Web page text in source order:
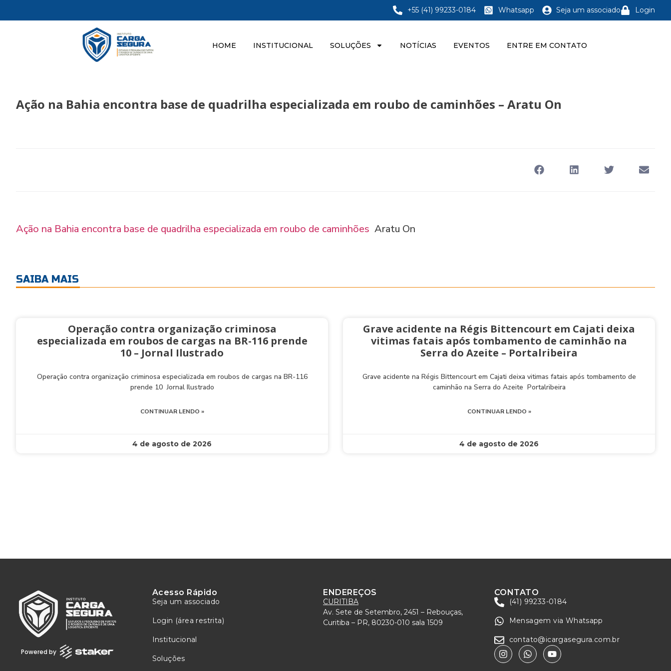
+55 (41) 99233-0184 Whatsapp Seja um associado Login
HOME INSTITUCIONAL SOLUÇÕES NOTÍCIAS EVENTOS ENTRE EM CONTATO
Ação na Bahia encontra base de quadrilha especializada em roubo de caminhões – Aratu On
Ação na Bahia encontra base de quadrilha especializada em roubo de caminhões Aratu On
SAIBA MAIS
Operação contra organização criminosa
especializada em roubos de cargas na BR-116 prende
10 – Jornal Ilustrado
Operação contra organização criminosa especializada em roubos de cargas na BR-116
prende 10 Jornal Ilustrado
CONTINUAR LENDO »
4 de agosto de 2026
Grave acidente na Régis Bittencourt em Cajati deixa
vitimas fatais após tombamento de caminhão na
Serra do Azeite – Portalribeira
Grave acidente na Régis Bittencourt em Cajati deixa vitimas fatais após tombamento de
caminhão na Serra do Azeite Portalribeira
CONTINUAR LENDO »
4 de agosto de 2026
Powered by
Acesso Rápido
Seja um associado
Login (área restrita)
Institucional
Soluções
ENDEREÇOS
CURITIBA
Av. Sete de Setembro, 2451 – Rebouças,
Curitiba – PR, 80230-010 sala 1509
CONTATO
(41) 99233-0184
Mensagem via Whatsapp
contato@icargasegura.com.br